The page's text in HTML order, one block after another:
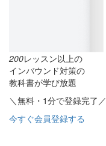
200レッスン以上の
インバウンド対策の
教科書が学び放題
＼無料・1分で登録完了／
今すぐ会員登録する